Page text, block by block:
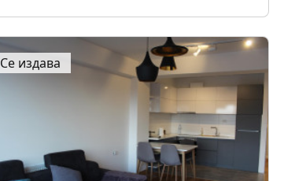
Се издава